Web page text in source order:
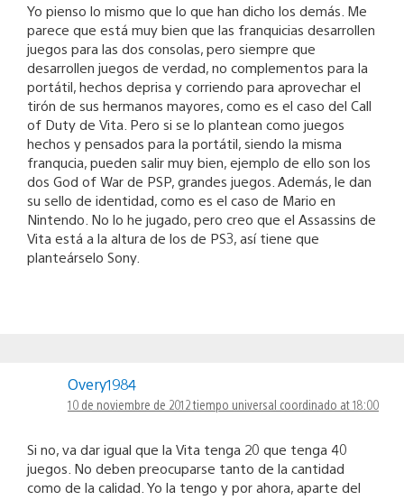
Yo pienso lo mismo que lo que han dicho los demás. Me
parece que está muy bien que las franquicias desarrollen
juegos para las dos consolas, pero siempre que
desarrollen juegos de verdad, no complementos para la
portátil, hechos deprisa y corriendo para aprovechar el
tirón de sus hermanos mayores, como es el caso del Call
of Duty de Vita. Pero si se lo plantean como juegos
hechos y pensados para la portátil, siendo la misma
franqucia, pueden salir muy bien, ejemplo de ello son los
dos God of War de PSP, grandes juegos. Además, le dan
su sello de identidad, como es el caso de Mario en
Nintendo. No lo he jugado, pero creo que el Assassins de
Vita está a la altura de los de PS3, así tiene que
planteárselo Sony.
Overy1984
10 de noviembre de 2012 tiempo universal coordinado at 18:00
Si no, va dar igual que la Vita tenga 20 que tenga 40
juegos. No deben preocuparse tanto de la cantidad
como de la calidad. Yo la tengo y por ahora, aparte del